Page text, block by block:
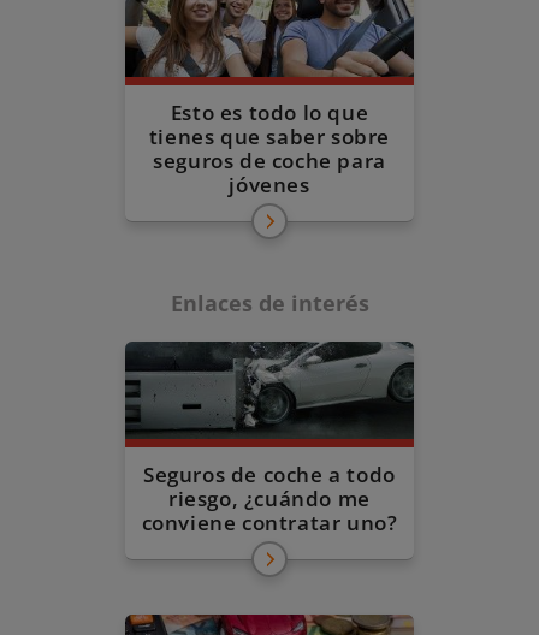
Esto es todo lo que
tienes que saber sobre
seguros de coche para
jóvenes
Enlaces de interés
Seguros de coche a todo
riesgo, ¿cuándo me
conviene contratar uno?